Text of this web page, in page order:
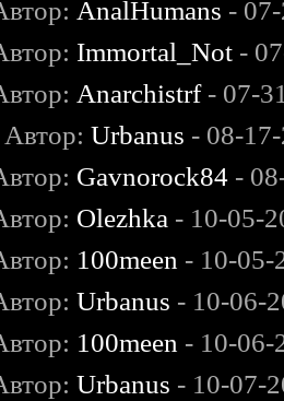
AnalHumans -
Immortal_Not -
Anarchistrf- 07-
Автор:Urbanus - 08-
Gavnorock84 -
Olezhka - 10-05-
100meen - 10-05-
Urbanus - 10-06-
100meen - 10-06-
Urbanus - 10-07-